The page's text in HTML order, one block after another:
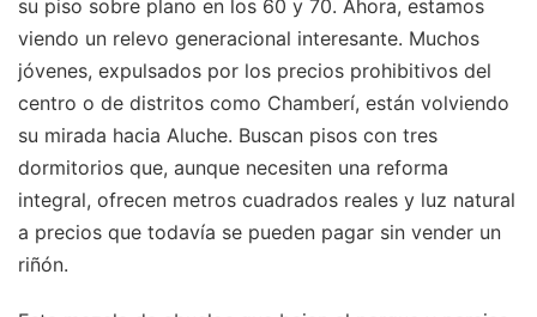
su piso sobre plano en los 60 y 70. Ahora, estamos
viendo un relevo generacional interesante. Muchos
jóvenes, expulsados por los precios prohibitivos del
centro o de distritos como Chamberí, están volviendo
su mirada hacia Aluche. Buscan pisos con tres
dormitorios que, aunque necesiten una reforma
integral, ofrecen metros cuadrados reales y luz natural
a precios que todavía se pueden pagar sin vender un
riñón.